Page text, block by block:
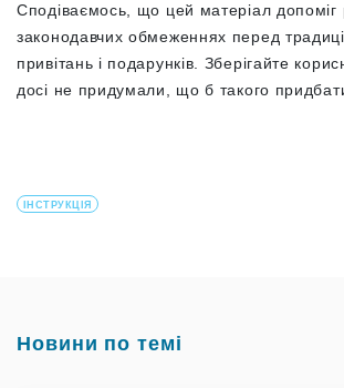
Сподіваємось, що цей матеріал допоміг
законодавчих обмеженнях перед
привітань і подарунків. Зберігайте
досі не придумали, що б такого
ІНСТРУКЦІЯ
Новини по темі